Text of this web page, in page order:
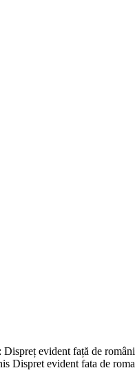
evident față de români